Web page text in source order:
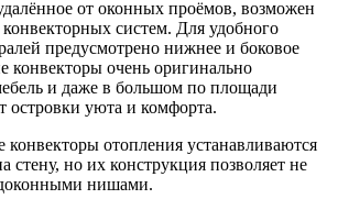
от оконных проёмов, возможен
систем. Для удобного
предусмотрено нижнее и боковое
конвекторы очень оригинально
и даже в большом по площади
островки уюта и комфорта.
отопления устанавливаются
стену, но их конструкция позволяет не
нишами.